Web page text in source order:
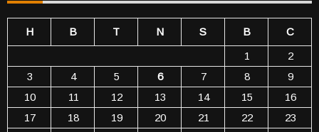
H B T N S B
C
1
2
3
4 5 6 7 8
9
10
11 12 13 14 15
16
17
18 19 20 21 22
23